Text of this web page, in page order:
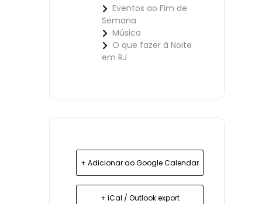
Eventos ao Fim de
Semana
Música
O que fazer à Noite
em RJ
+ Adicionar ao Google Calendar
+ iCal / Outlook export